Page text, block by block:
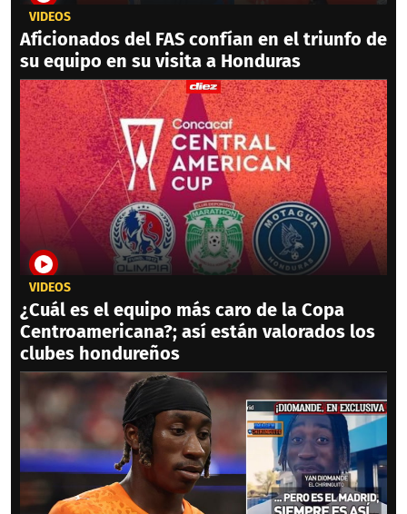
VIDEOS
Aficionados del FAS confían en el triunfo de
su equipo en su visita a Honduras
VIDEOS
¿Cuál es el equipo más caro de la Copa
Centroamericana?; así están valorados los
clubes hondureños